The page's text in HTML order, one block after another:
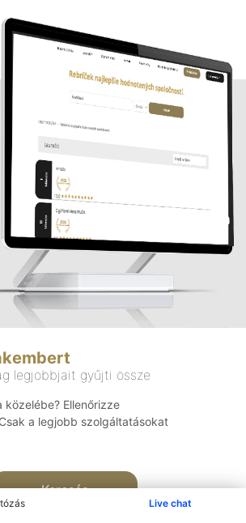
Live chat
legjobbjait gyűjti össze
közelébe? Ellenőrizze
a legjobb szolgáltatásokat
Keresés